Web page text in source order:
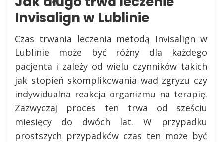
Invisalign w Lublinie
Czas trwania leczenia metodą Invisalign w
Lublinie może być różny dla każdego
pacjenta i zależy od wielu czynników takich
jak stopień skomplikowania wad zgryzu czy
indywidualna reakcja organizmu na terapię.
Zazwyczaj proces ten trwa od sześciu
miesięcy do dwóch lat. W przypadku
prostszych przypadków czas ten może być